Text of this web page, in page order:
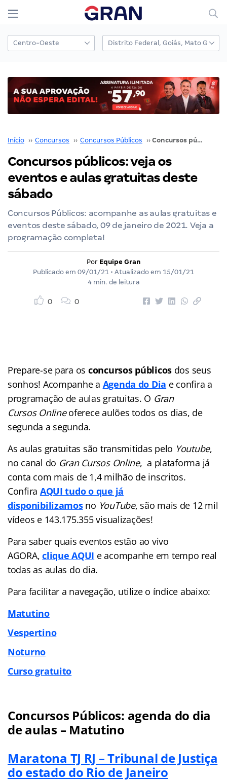
Início ›› Concursos ›› Concursos Públicos ›› Concursos públicos: veja os eventos e aulas gratuitas deste sábado
Concursos públicos: veja os
eventos e aulas gratuitas deste
sábado
Concursos Públicos: acompanhe as aulas gratuitas e
eventos deste sábado, 09 de janeiro de 2021. Veja a
programação completa!
Por Equipe Gran
Publicado em 09/01/21 • Atualizado em 15/01/21
4 min. de leitura
0 0
Prepare-se para os concursos públicos dos seus
sonhos! Acompanhe a Agenda do Dia e confira a
programação de aulas gratuitas. O Gran
Cursos Onlineoferece aulões todos os dias, de
segunda a segunda.
As aulas gratuitas são transmitidas pelo Youtube,
no canal do Gran Cursos Online, a plataforma já
conta com mais de 1,4 milhão de inscritos.
Confira AQUI tudo o que já
disponibilizamosno YouTube, são mais de 12 mil
vídeos e 143.175.355 visualizações!
Para saber quais eventos estão ao vivo
AGORA,clique AQUI e acompanhe em tempo real
todas as aulas do dia.
Para facilitar a navegação, utilize o índice abaixo:
Matutino
Vespertino
Noturno
Curso gratuito
Concursos Públicos: agenda do dia
de aulas – Matutino
Maratona TJ RJ – Tribunal de Justiça
do estado do Rio de Janeiro